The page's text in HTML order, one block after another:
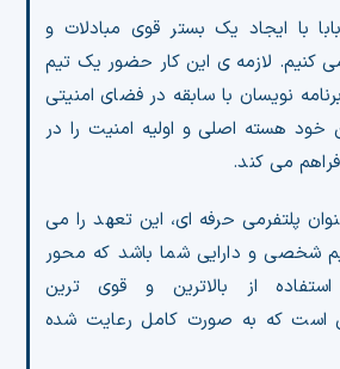
با ایجاد یک بستر قوی مبادلات و
کنیم. لازمه ی این کار حضور یک تیم
نویسان با سابقه در فضای امنیتی
خود هسته اصلی و اولیه امنیت را در
می کند.
پلتفرمی حرفه ای، این تعهد را می
شخصی و دارایی شما باشد که محور
از بالاترین و قوی ترین
است که به صورت کامل رعایت شده